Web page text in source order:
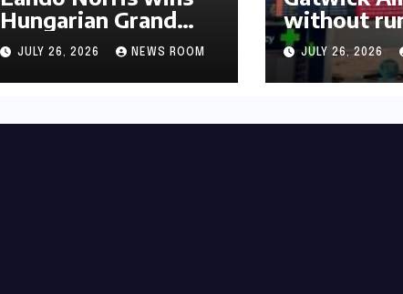
Hungarian Grand
Prix for first F1
triumph in 2026​​
JULY 26, 2026 NEWS ROOM
without
water
outage​​
JULY 26, 2026